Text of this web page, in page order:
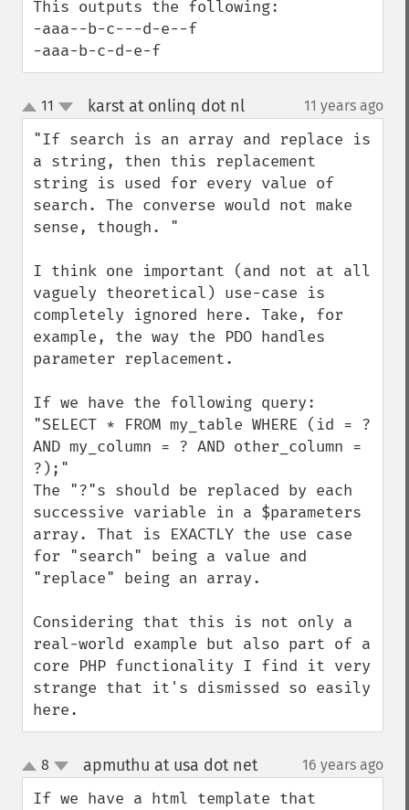
This outputs the following:
-aaa--b-c---d-e--f
-aaa-b-c-d-e-f
up
down
11 karst at onlinq dot nl¶ 11 years ago
"If search is an array and replace is
a string, then this replacement
string is used for every value of
search. The converse would not make
sense, though. "
I think one important (and not at all
vaguely theoretical) use-case is
completely ignored here. Take, for
example, the way the PDO handles
parameter replacement.
If we have the following query:
"SELECT * FROM my_table WHERE (id = ?
AND my_column = ? AND other_column =
?);"
The "?"s should be replaced by each
successive variable in a $parameters
array. That is EXACTLY the use case
for "search" being a value and
"replace" being an array.
Considering that this is not only a
real-world example but also part of a
core PHP functionality I find it very
strange that it's dismissed so easily
here.
up
down
8 apmuthu at usa dot net¶ 16 years ago
If we have a html template that